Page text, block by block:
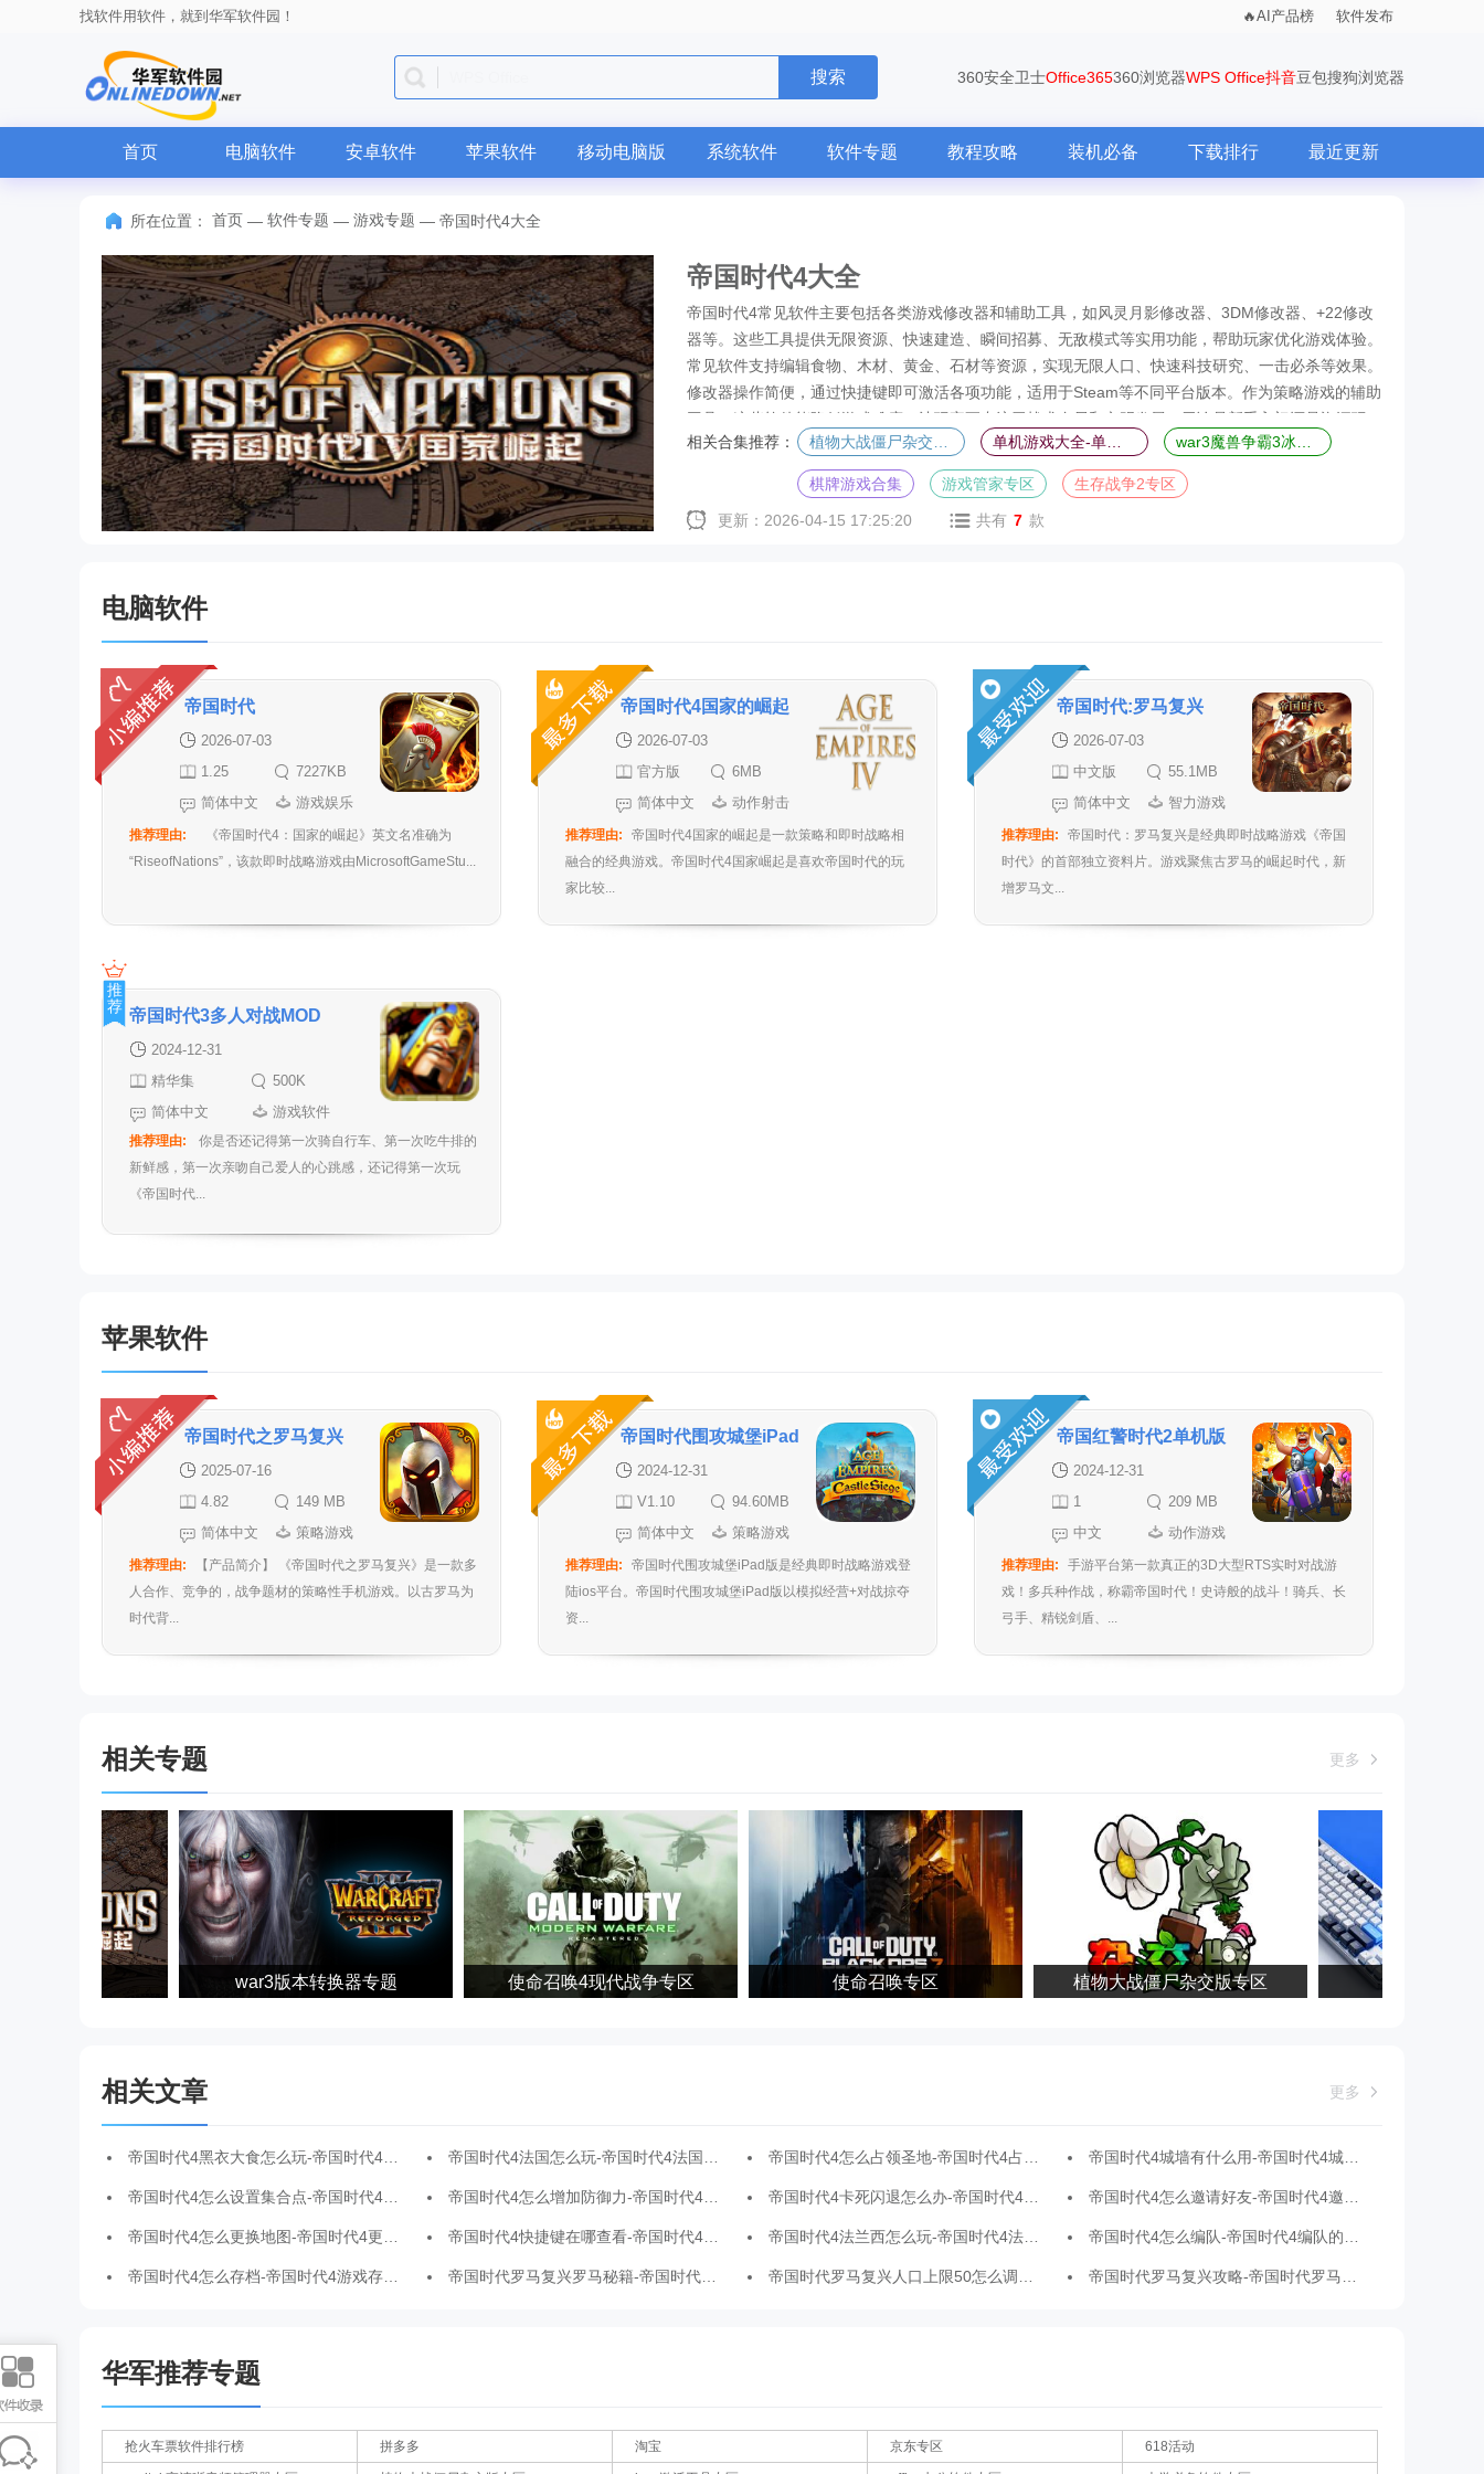
找软件用软件，就到华军软件园！ AI产品榜 软件发布
搜索 360安全卫士Office365360浏览器WPS Office抖音豆包搜狗浏览器
首页 电脑软件 安卓软件 苹果软件 移动电脑版 系统软件 软件专题 教程攻略 装机必备 下载排行 最近更新
所在位置： 首页 — 软件专题 — 游戏专题 — 帝国时代4大全
帝国时代4大全
帝国时代4常见软件主要包括各类游戏修改器和辅助工具，如风灵月影修改器、3DM修改器、+22修改
器等。这些工具提供无限资源、快速建造、瞬间招募、无敌模式等实用功能，帮助玩家优化游戏体验。
常见软件支持编辑食物、木材、黄金、石材等资源，实现无限人口、快速科技研究、一击必杀等效果。
修改器操作简便，通过快捷键即可激活各项功能，适用于Steam等不同平台版本。作为策略游戏的辅助
工具，这些软件能降低游戏难度，让玩家更专注于战术布局和文明发展。无论是新手入门还是资深玩
家，都能通过这些辅助工具获得更流畅的游戏体验，是帝国时代4玩家提升游戏乐趣的得力助手，深受
广大策略游戏爱好者欢迎。
相关合集推荐：
棋牌游戏合集 游戏管家专区 生存战争2专区
更新：2026-04-15 17:25:20 共有 7 款
电脑软件
帝国时代
2026-07-03
1.25
7227KB
简体中文
游戏娱乐
推荐理由:
《帝国时代4：国家的崛起》英文名准确为
“RiseofNations”，该款即时战略游戏由MicrosoftGameStu...
帝国时代4国家的崛起
2026-07-03
官方版
6MB
简体中文
动作射击
推荐理由:
帝国时代4国家的崛起是一款策略和即时战略相
融合的经典游戏。帝国时代4国家崛起是喜欢帝国时代的玩
家比较...
帝国时代:罗马复兴
2026-07-03
中文版
55.1MB
简体中文
智力游戏
推荐理由:
帝国时代：罗马复兴是经典即时战略游戏《帝国
时代》的首部独立资料片。游戏聚焦古罗马的崛起时代，新
增罗马文...
帝国时代3多人对战MOD
2024-12-31
精华集
500K
简体中文
游戏软件
推荐理由:
你是否还记得第一次骑自行车、第一次吃牛排的
新鲜感，第一次亲吻自己爱人的心跳感，还记得第一次玩
《帝国时代...
推
荐
苹果软件
帝国时代之罗马复兴
2025-07-16
4.82
149 MB
简体中文
策略游戏
推荐理由:
【产品简介】 《帝国时代之罗马复兴》是一款多
人合作、竞争的，战争题材的策略性手机游戏。以古罗马为
时代背...
帝国时代围攻城堡iPad
版 2024-12-31
V1.10
94.60MB
简体中文
策略游戏
推荐理由:
帝国时代围攻城堡iPad版是经典即时战略游戏登
陆ios平台。帝国时代围攻城堡iPad版以模拟经营+对战掠夺
资...
帝国红警时代2单机版
2024-12-31
1
209 MB
中文
动作游戏
推荐理由:
手游平台第一款真正的3D大型RTS实时对战游
戏！多兵种作战，称霸帝国时代！史诗般的战斗！骑兵、长
弓手、精锐剑盾、...
相关专题 更多
war3版本转换器专题 使命召唤4现代战争专区 使命召唤专区 植物大战僵尸杂交版专区 键盘连点器
相关文章 更多
帝国时代4黑衣大食怎么玩-帝国时代4黑衣大食玩法攻略 帝国时代4法国怎么玩-帝国时代4法国玩法攻略 帝国时代4怎么占领圣地-帝国时代4占领圣地的方法 帝国时代4城墙有什么用-帝国时代4城墙作用介绍
帝国时代4怎么设置集合点-帝国时代4设置集合点的方法 帝国时代4怎么增加防御力-帝国时代4增加防御力的方法 帝国时代4卡死闪退怎么办-帝国时代4卡死闪退的解决方法 帝国时代4怎么邀请好友-帝国时代4邀请好友的方法
帝国时代4怎么更换地图-帝国时代4更换地图的方法 帝国时代4快捷键在哪查看-帝国时代4快捷键的查看方法 帝国时代4法兰西怎么玩-帝国时代4法兰西玩法攻略 帝国时代4怎么编队-帝国时代4编队的方法
帝国时代4怎么存档-帝国时代4游戏存档的方法 帝国时代罗马复兴罗马秘籍-帝国时代罗马复兴罗马有什么秘籍 帝国时代罗马复兴人口上限50怎么调成200-帝国时代罗马复兴人口上限50调成200的方法 帝国时代罗马复兴攻略-帝国时代罗马复兴怎么玩
华军推荐专题
抢火车票软件排行榜 拼多多 淘宝 京东专区 618活动